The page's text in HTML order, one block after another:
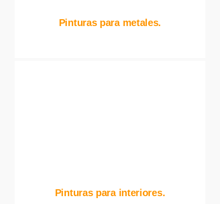
Pinturas para metales.
Pinturas para interiores.